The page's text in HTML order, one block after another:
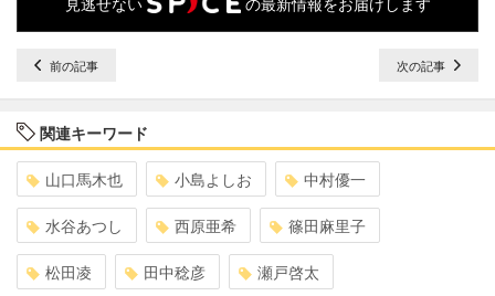
前の記事 次の記事
関連キーワード
山口馬木也 小島よしお 中村優一
水谷あつし 西原亜希 篠田麻里子
松田凌 田中稔彦 瀬戸啓太